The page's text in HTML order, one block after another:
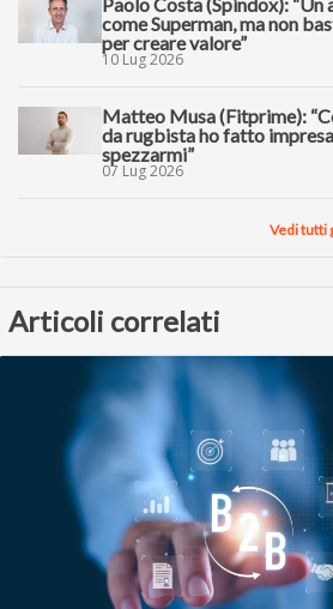
come Superman, ma non
per creare valore”
10 Lug 2026
Matteo Musa (Fitprime):
da rugbista ho fatto
spezzarmi”
07 Lug 2026
Vedi tutti
Articoli correlati